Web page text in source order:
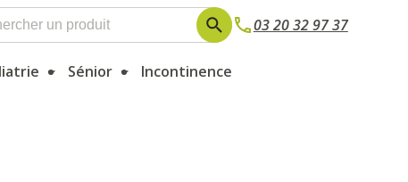
03 20 32 97 37
Sénior Incontinence